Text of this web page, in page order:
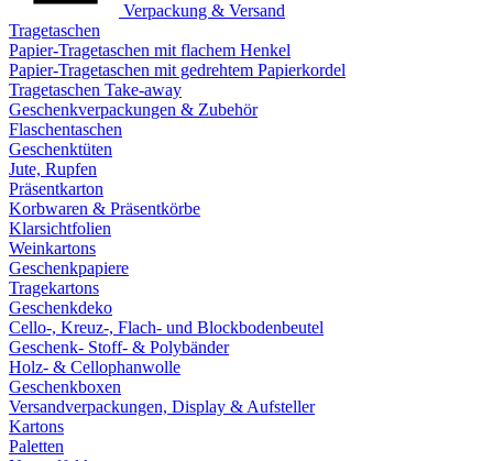
Verpackung & Versand
Tragetaschen
Papier-Tragetaschen mit flachem Henkel
Papier-Tragetaschen mit gedrehtem Papierkordel
Tragetaschen Take-away
Geschenkverpackungen & Zubehör
Flaschentaschen
Geschenktüten
Jute, Rupfen
Präsentkarton
Korbwaren & Präsentkörbe
Klarsichtfolien
Weinkartons
Geschenkpapiere
Tragekartons
Geschenkdeko
Cello-, Kreuz-, Flach- und Blockbodenbeutel
Geschenk- Stoff- & Polybänder
Holz- & Cellophanwolle
Geschenkboxen
Versandverpackungen, Display & Aufsteller
Kartons
Paletten